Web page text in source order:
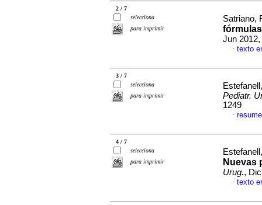
2 / 7
selecciona
para imprimir
Satriano,
Jun
· texto
3 / 7
selecciona
para imprimir
Pediatr.
1249
·
4 / 7
selecciona
para imprimir
Nuevas
Urug.,
· texto